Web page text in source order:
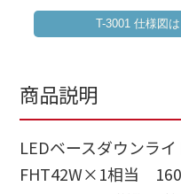
T-3001 仕様図
商品説明
LEDベースダウンラ
FHT42W×1相当